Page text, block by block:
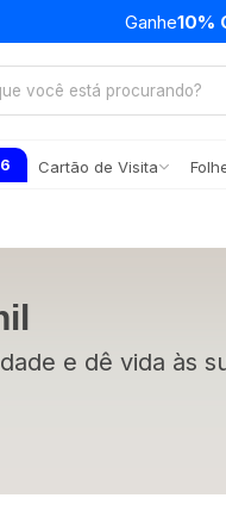
Ganhe10%
Cartão de Visita
e dê vida às